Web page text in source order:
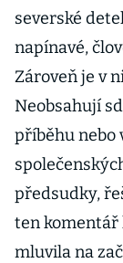
severské
napínavé,
Zároveň je v
Neobsahují
příběhu nebo
předsudky,
ten komentář
mluvila na